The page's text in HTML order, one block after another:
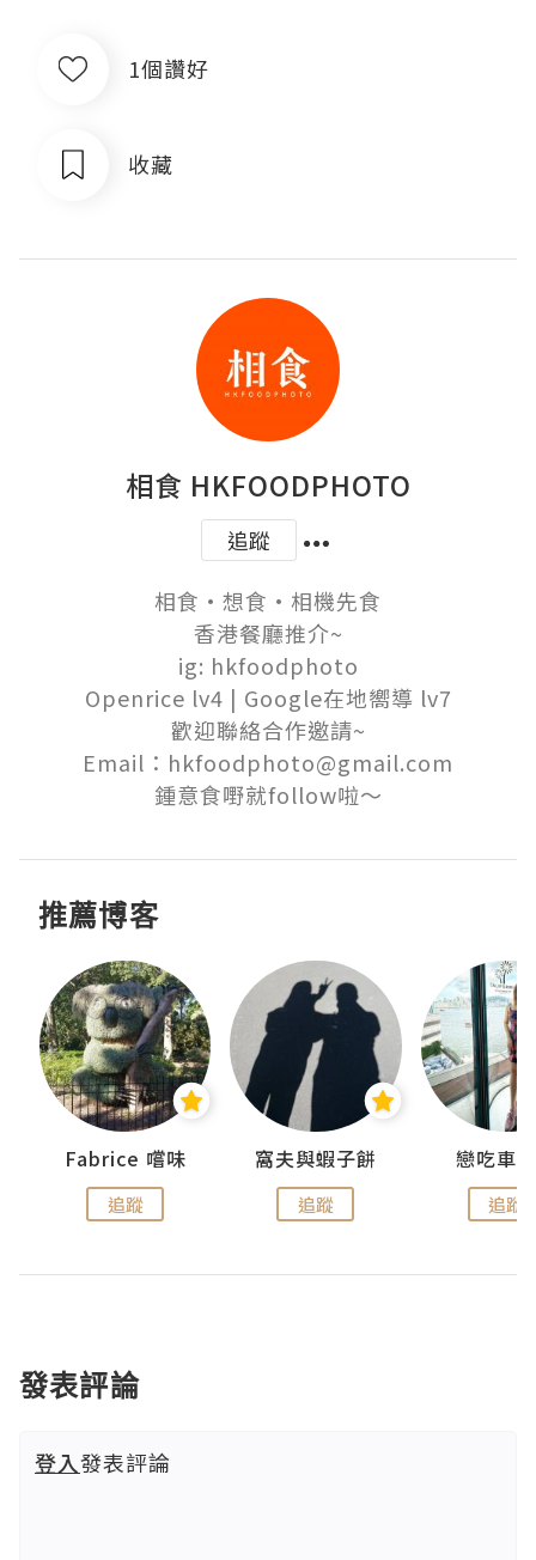
1個讚好
收藏
相食 HKFOODPHOTO
追蹤
相食•想食•相機先食
香港餐廳推介~
ig: hkfoodphoto
Openrice lv4 | Google在地嚮導 lv7
歡迎聯絡合作邀請~
Email：hkfoodphoto@gmail.com
鍾意食嘢就follow啦～
推薦博客
Fabrice 嚐味
追蹤
窩夫與蝦子餅
追蹤
戀吃車
追蹤
發表評論
登入發表評論